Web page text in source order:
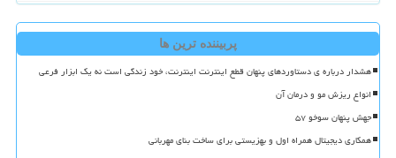
پربیننده ترین ها
هشدار درباره ی دستاوردهای پنهان قطع اینترنت اینترنت، خود زندگی است نه یک ابزار فرعی
انواع ریزش مو و درمان آن
جهش پنهان سوخو ۵۷
همکاری دیجیتال همراه اول و بهزیستی برای ساخت بنای مهربانی